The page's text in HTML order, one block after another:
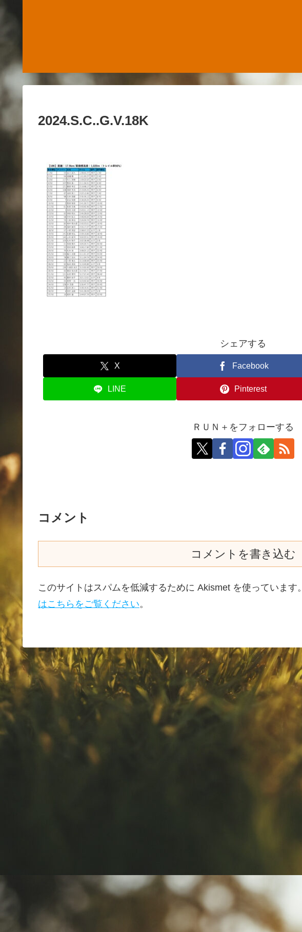
2024.S.C..G.V.18K
シェアする
X Facebook
LINE Pinterest
ＲＵＮ＋をフォローする
コメント
コメントを書き込む
このサイトはスパムを低減するために Akismet を使っています。
はこちらをご覧ください。